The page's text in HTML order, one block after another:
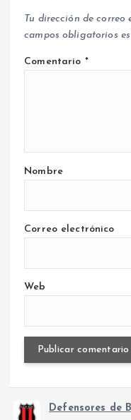
Tu dirección de correo
campos obligatorios
Comentario *
Nombre
Correo electrónico
Web
Defensores de